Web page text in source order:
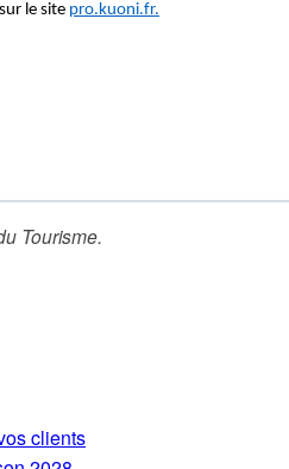
le site pro.kuoni.fr.
Tourisme.
clients